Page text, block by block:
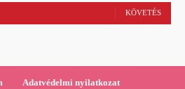
KÖVETÉS
Adatvédelmi nyilatkozat